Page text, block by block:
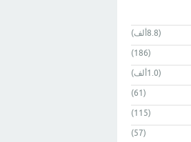
(8.8ألف)
(186)
(1.0ألف)
(61)
(115)
(57)